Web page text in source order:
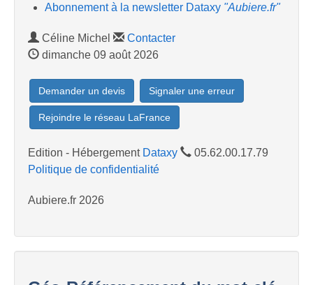
Abonnement à la newsletter Dataxy "Aubiere.fr"
Céline Michel
Contacter
dimanche 09 août 2026
Demander un devis Signaler une erreur
Rejoindre le réseau LaFrance
Edition - Hébergement Dataxy
05.62.00.17.79
Politique de confidentialité
Aubiere.fr 2026